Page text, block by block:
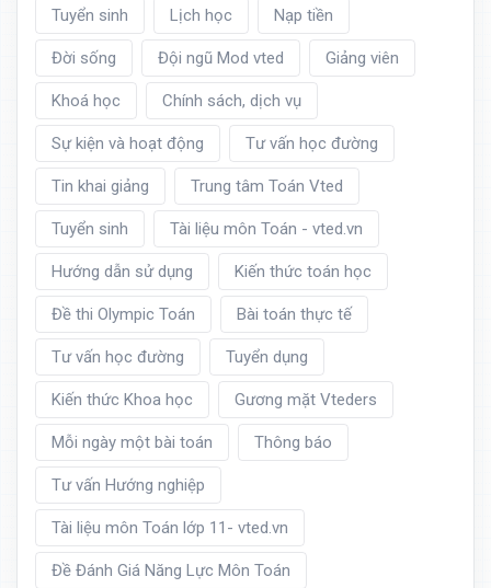
Tuyển sinh Lịch học Nạp tiền
Đời sống Đội ngũ Mod vted Giảng viên
Khoá học Chính sách, dịch vụ
Sự kiện và hoạt động Tư vấn học đường
Tin khai giảng Trung tâm Toán Vted
Tuyển sinh Tài liệu môn Toán - vted.vn
Hướng dẫn sử dụng Kiến thức toán học
Đề thi Olympic Toán Bài toán thực tế
Tư vấn học đường Tuyển dụng
Kiến thức Khoa học Gương mặt Vteders
Mỗi ngày một bài toán Thông báo
Tư vấn Hướng nghiệp
Tài liệu môn Toán lớp 11- vted.vn
Đề Đánh Giá Năng Lực Môn Toán